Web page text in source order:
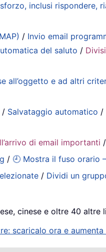
inclusi rispondere,
/ Invio email
del saluto /
all’oggetto e ad altri
/ Salvataggio automatico /
di email importanti /
/ 🕘 Mostra il fuso orario
/ Dividi un
cinese e oltre 40 altre
scaricalo ora e